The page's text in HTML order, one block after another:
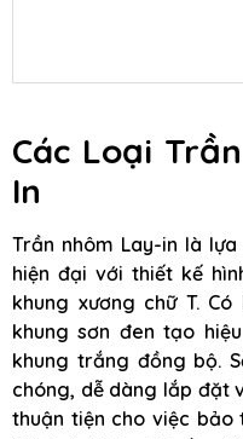
Các Loại
In
Trần nhôm Lay-in là
hiện đại với thiết kế
khung xương chữ T.
khung sơn đen tạo
khung trắng đồng bộ.
chóng, dễ dàng lắp đặt
thuận tiện cho việc